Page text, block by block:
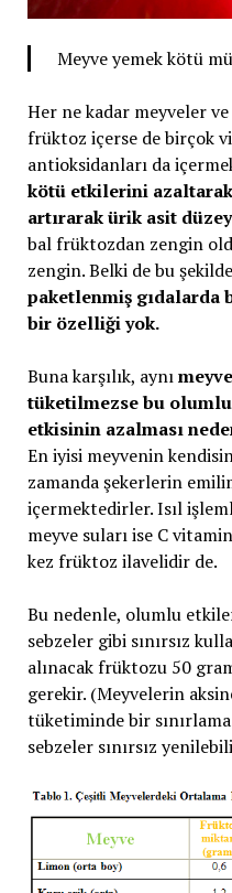
Meyve yemek kötü
Her ne kadar meyveler
früktoz içerse de birçok
antioksidanları da
kötü etkilerini azaltarak
artırarak ürik asit
bal früktozdan zengin
zengin. Belki de bu
paketlenmiş
bir özelliği yok.
Buna karşılık, aynı
tüketilmezse bu
etkisinin azalması
En iyisi meyvenin
zamanda şekerlerin
içermektedirler. Isıl
meyve suları ise C
kez früktoz ilavelidir de.
Bu nedenle, olumlu
sebzeler gibi sınırsız
alınacak früktozu 50
gerekir. (Meyvelerin
tüketiminde bir
sebzeler sınırsız